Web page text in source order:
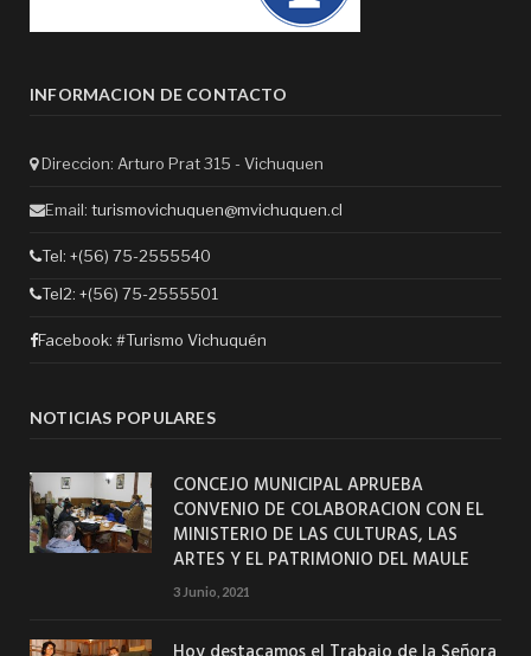
INFORMACION DE CONTACTO
Direccion: Arturo Prat 315 - Vichuquen
Email: turismovichuquen@mvichuquen.cl
Tel: +(56) 75-2555540
Tel2: +(56) 75-2555501
Facebook: #Turismo Vichuquén
NOTICIAS POPULARES
CONCEJO MUNICIPAL APRUEBA
CONVENIO DE COLABORACION CON EL
MINISTERIO DE LAS CULTURAS, LAS
ARTES Y EL PATRIMONIO DEL MAULE
3 Junio, 2021